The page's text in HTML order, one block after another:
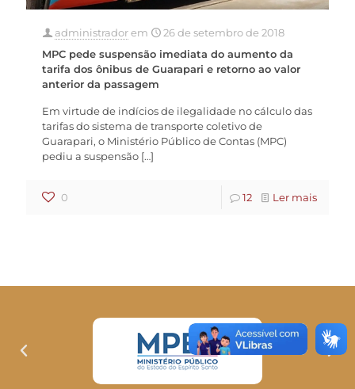
administradorem
26 de setembro de 2018
MPC pede suspensão imediata do aumento da
tarifa dos ônibus de Guarapari e retorno ao valor
anterior da passagem
Em virtude de indícios de ilegalidade no cálculo das
tarifas do sistema de transporte coletivo de
Guarapari, o Ministério Público de Contas (MPC)
pediu a suspensão […]
0 12 Ler mais